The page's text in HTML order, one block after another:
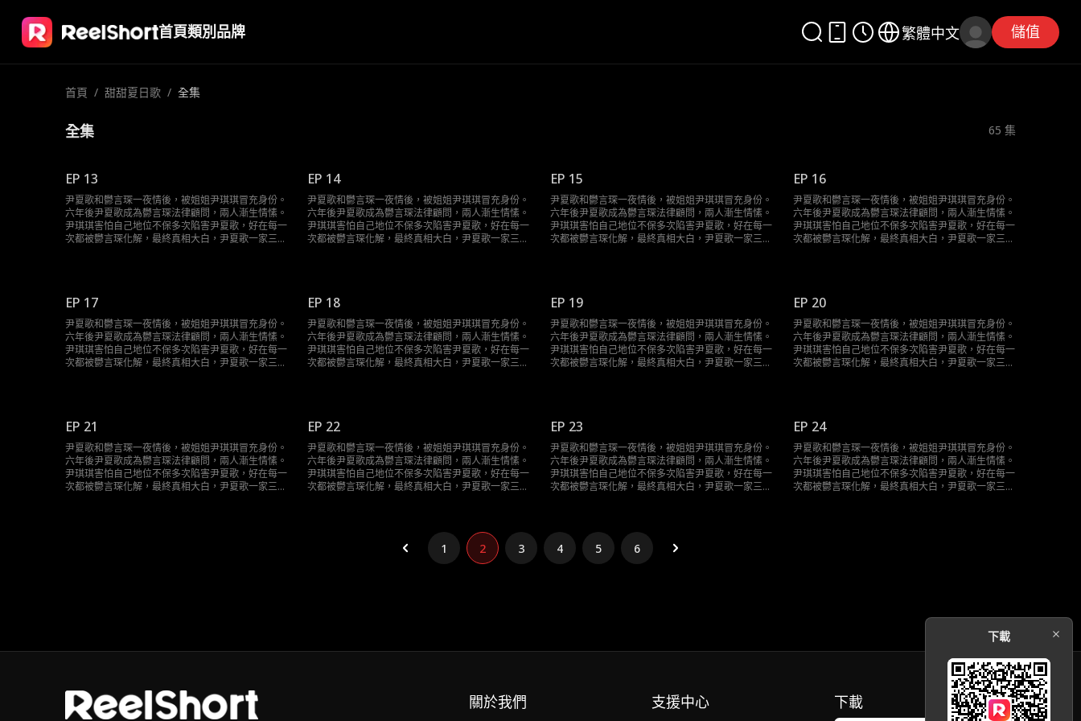
首頁類別 品牌 繁體中文 儲值
首頁 / 甜甜夏日歌 / 全集
全集 65 集
EP 13
尹夏歌和鬱言琛一夜情後，被姐姐尹琪琪冒充身份。
六年後尹夏歌成為鬱言琛法律顧問，兩人漸生情愫。
尹琪琪害怕自己地位不保多次陷害尹夏歌，好在每一
次都被鬱言琛化解，最終真相大白，尹夏歌一家三口
EP 14
尹夏歌和鬱言琛一夜情後，被姐姐尹琪琪冒充身份。
六年後尹夏歌成為鬱言琛法律顧問，兩人漸生情愫。
尹琪琪害怕自己地位不保多次陷害尹夏歌，好在每一
次都被鬱言琛化解，最終真相大白，尹夏歌一家三口
EP 15
尹夏歌和鬱言琛一夜情後，被姐姐尹琪琪冒充身份。
六年後尹夏歌成為鬱言琛法律顧問，兩人漸生情愫。
尹琪琪害怕自己地位不保多次陷害尹夏歌，好在每一
次都被鬱言琛化解，最終真相大白，尹夏歌一家三口
EP 16
尹夏歌和鬱言琛一夜情後，被姐姐尹琪琪冒充身份。
六年後尹夏歌成為鬱言琛法律顧問，兩人漸生情愫。
尹琪琪害怕自己地位不保多次陷害尹夏歌，好在每一
次都被鬱言琛化解，最終真相大白，尹夏歌一家三口
EP 17
尹夏歌和鬱言琛一夜情後，被姐姐尹琪琪冒充身份。
六年後尹夏歌成為鬱言琛法律顧問，兩人漸生情愫。
尹琪琪害怕自己地位不保多次陷害尹夏歌，好在每一
次都被鬱言琛化解，最終真相大白，尹夏歌一家三口
EP 18
尹夏歌和鬱言琛一夜情後，被姐姐尹琪琪冒充身份。
六年後尹夏歌成為鬱言琛法律顧問，兩人漸生情愫。
尹琪琪害怕自己地位不保多次陷害尹夏歌，好在每一
次都被鬱言琛化解，最終真相大白，尹夏歌一家三口
EP 19
尹夏歌和鬱言琛一夜情後，被姐姐尹琪琪冒充身份。
六年後尹夏歌成為鬱言琛法律顧問，兩人漸生情愫。
尹琪琪害怕自己地位不保多次陷害尹夏歌，好在每一
次都被鬱言琛化解，最終真相大白，尹夏歌一家三口
EP 20
尹夏歌和鬱言琛一夜情後，被姐姐尹琪琪冒充身份。
六年後尹夏歌成為鬱言琛法律顧問，兩人漸生情愫。
尹琪琪害怕自己地位不保多次陷害尹夏歌，好在每一
次都被鬱言琛化解，最終真相大白，尹夏歌一家三口
EP 21
尹夏歌和鬱言琛一夜情後，被姐姐尹琪琪冒充身份。
六年後尹夏歌成為鬱言琛法律顧問，兩人漸生情愫。
尹琪琪害怕自己地位不保多次陷害尹夏歌，好在每一
次都被鬱言琛化解，最終真相大白，尹夏歌一家三口
EP 22
尹夏歌和鬱言琛一夜情後，被姐姐尹琪琪冒充身份。
六年後尹夏歌成為鬱言琛法律顧問，兩人漸生情愫。
尹琪琪害怕自己地位不保多次陷害尹夏歌，好在每一
次都被鬱言琛化解，最終真相大白，尹夏歌一家三口
EP 23
尹夏歌和鬱言琛一夜情後，被姐姐尹琪琪冒充身份。
六年後尹夏歌成為鬱言琛法律顧問，兩人漸生情愫。
尹琪琪害怕自己地位不保多次陷害尹夏歌，好在每一
次都被鬱言琛化解，最終真相大白，尹夏歌一家三口
EP 24
尹夏歌和鬱言琛一夜情後，被姐姐尹琪琪冒充身份。
六年後尹夏歌成為鬱言琛法律顧問，兩人漸生情愫。
尹琪琪害怕自己地位不保多次陷害尹夏歌，好在每一
次都被鬱言琛化解，最終真相大白，尹夏歌一家三口
1 2 3 4 5 6
關於我們 支援中心 下載
下載